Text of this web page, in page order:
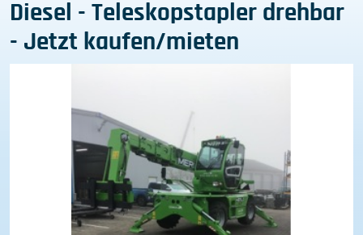
Diesel - Teleskopstapler drehbar
- Jetzt kaufen/mieten